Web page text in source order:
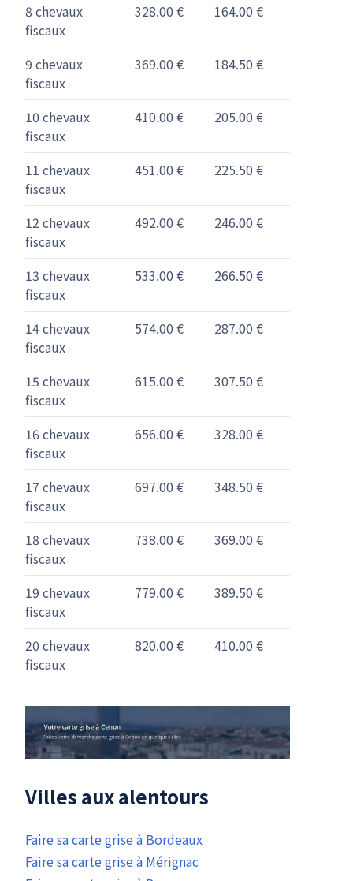
8 chevaux
fiscaux
328.00 € 164.00 €
9 chevaux
fiscaux
369.00 € 184.50 €
10 chevaux
fiscaux
410.00 € 205.00 €
11 chevaux
fiscaux
451.00 € 225.50 €
12 chevaux
fiscaux
492.00 € 246.00 €
13 chevaux
fiscaux
533.00 € 266.50 €
14 chevaux
fiscaux
574.00 € 287.00 €
15 chevaux
fiscaux
615.00 € 307.50 €
16 chevaux
fiscaux
656.00 € 328.00 €
17 chevaux
fiscaux
697.00 € 348.50 €
18 chevaux
fiscaux
738.00 € 369.00 €
19 chevaux
fiscaux
779.00 € 389.50 €
20 chevaux
fiscaux
820.00 € 410.00 €
Villes aux alentours
Faire sa carte grise à Bordeaux
Faire sa carte grise à Mérignac